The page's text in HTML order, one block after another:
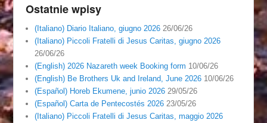
Ostatnie wpisy
(Italiano) Diario Italiano, giugno 2026 26/06/26
(Italiano) Piccoli Fratelli di Jesus Caritas, giugno 2026
26/06/26
(English) 2026 Nazareth week Booking form 10/06/26
(English) Be Brothers Uk and Ireland, June 2026 10/06/26
(Español) Horeb Ekumene, junio 2026 29/05/26
(Español) Carta de Pentecostés 2026 23/05/26
(Italiano) Piccoli Fratelli di Jesus Caritas, maggio 2026